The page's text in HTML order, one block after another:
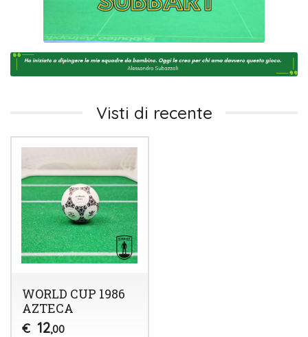
Visti di recente
WORLD CUP 1986
AZTECA
€ 12,00